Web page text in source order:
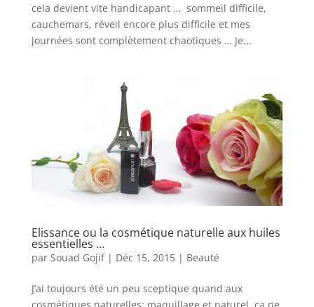
cela devient vite handicapant … sommeil difficile,
cauchemars, réveil encore plus difficile et mes
journées sont complètement chaotiques … Je...
Elissance ou la cosmétique naturelle aux huiles
essentielles …
par Souad Gojif| Déc 15, 2015| Beauté
J’ai toujours été un peu sceptique quand aux